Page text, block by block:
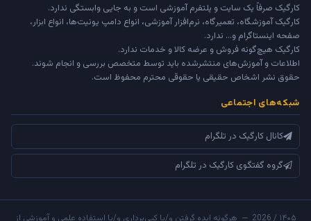
کارگیک صرفاً یک سایت و پلتفرم آموزشی است و به جایی وابستگی ندارد.
کارگیک آموزشگاه، تعمیرگاه، نرم‌افزار آموزشی، انواع دامپ یونیت‌ها، انواع ابزار،
صفحه اینستاگرام و... ندارد.
کارگیک هیچ‌گونه فروش و عرضه کالا و خدمات ندارد.
اطلاعات و آموزش‌های منتشرشده باید توسط متخصص بررسی و انجام شوند.
حقوق نشر اشخاص حقیقی یا حقوقی محترم محفوظ است.
شبکه‌های اجتماعی
کانال کارگیک در تلگرام
گروه گفتگوی کارگیک در تلگرام
۱۴۰۵ / 2026 — هرگونه ایده گرفتن و/یا کپی‌برداری و/یا استفاده علمی و آموزشی از